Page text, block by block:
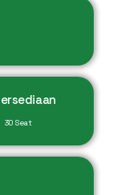
30 Seat